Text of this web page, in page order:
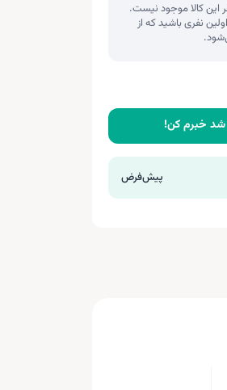
این کالا موجود نیست.
نفری باشید که از
شد خبرم کن!
پیش‌فرض